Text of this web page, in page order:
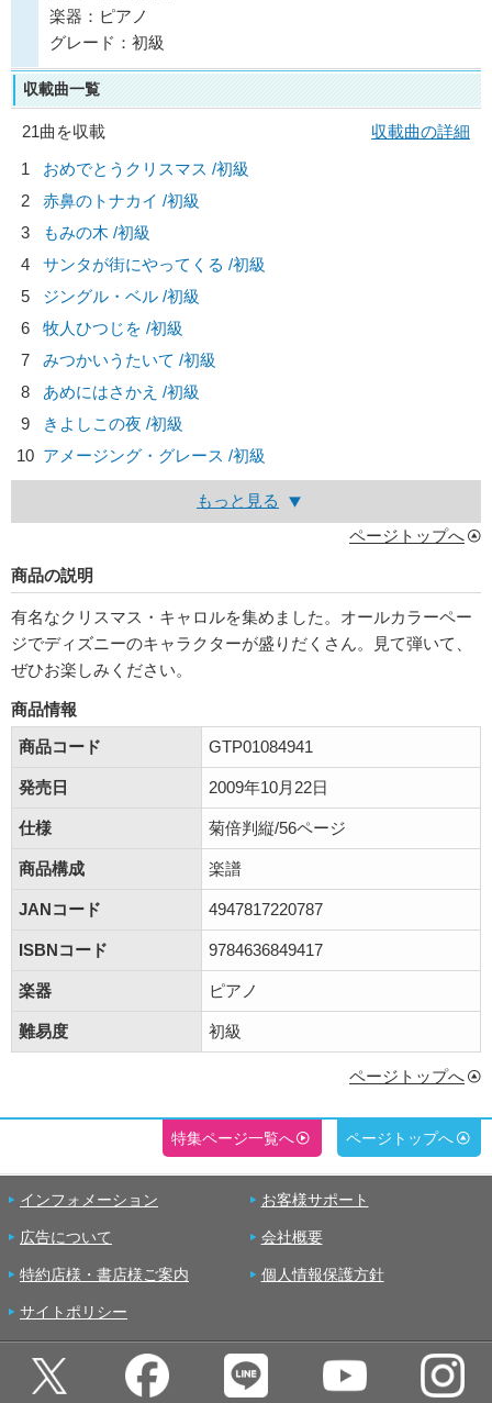
楽器：ピアノ
グレード：初級
収載曲一覧
21曲を収載
収載曲の詳細
1
おめでとうクリスマス /初級
2
赤鼻のトナカイ /初級
3
もみの木 /初級
4
サンタが街にやってくる /初級
5
ジングル・ベル /初級
6
牧人ひつじを /初級
7
みつかいうたいて /初級
8
あめにはさかえ /初級
9
きよしこの夜 /初級
10 アメージング・グレース /初級
もっと見る
ページトップへ
商品の説明
有名なクリスマス・キャロルを集めました。オールカラーペー
ジでディズニーのキャラクターが盛りだくさん。見て弾いて、
ぜひお楽しみください。
商品情報
商品コード
GTP01084941
発売日 2009年10月22日
仕様 菊倍判縦/56ページ
商品構成 楽譜
JANコード 4947817220787
ISBNコード 9784636849417
楽器 ピアノ
難易度 初級
ページトップへ
特集ページ一覧へ ページトップへ
インフォメーション お客様サポート
広告について 会社概要
特約店様・書店様ご案内 個人情報保護方針
サイトポリシー